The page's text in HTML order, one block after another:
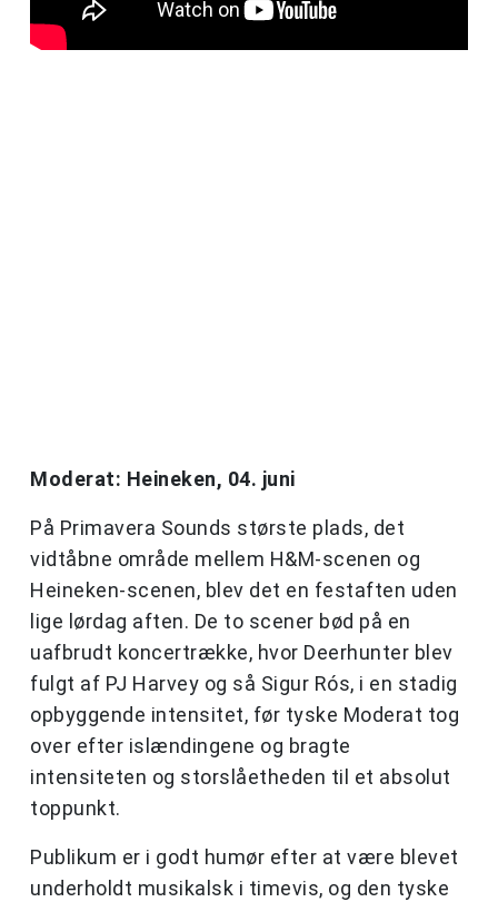
Moderat: Heineken, 04. juni
På Primavera Sounds største plads, det
vidtåbne område mellem H&M-scenen og
Heineken-scenen, blev det en festaften uden
lige lørdag aften. De to scener bød på en
uafbrudt koncertrække, hvor Deerhunter blev
fulgt af PJ Harvey og så Sigur Rós, i en stadig
opbyggende intensitet, før tyske Moderat tog
over efter islændingene og bragte
intensiteten og storslåetheden til et absolut
toppunkt.
Publikum er i godt humør efter at være blevet
underholdt musikalsk i timevis, og den tyske